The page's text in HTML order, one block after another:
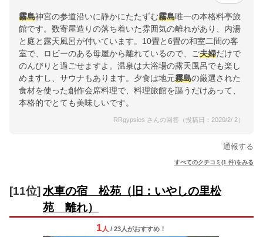
霧島神宮の参道沿いに静かにたたずむ霧島唯一の本格料亭旅
館です。数寄屋造りの落ち着いた雰囲気の離れがあり、内湯
と庭と露天風呂が付いています。10畳と6畳の和室二間の客
室で、ロビーのある母屋から離れているので、ご夫婦だけで
のんびりと過ごせますよ。温泉は大浴場の露天風呂でも楽し
めますし、サウナもあります。夕食は地元霧島の厳選された
食材を使った創作会席料理で、料理旅館を謳うだけあって、
本格的でとても美味しいです。
RRgypsies さんの回答（投稿日：2020/2/ 2）
通報する
すべてのクチコミ(1 件)をみる
[11位] 水車の宿 松苑（旧：いやしの里松
苑 離れ）
1 人 / 23人がおすすめ！